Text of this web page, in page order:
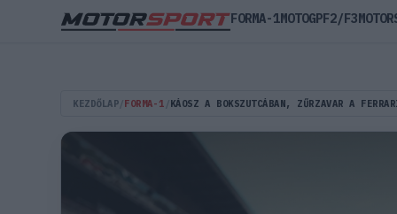
KEZDŐLAP FORMA-1 KÁOSZ A BOKSZUTCÁBAN, ZŰRZAVAR A
FORMA-1MOTOGPF2/F3